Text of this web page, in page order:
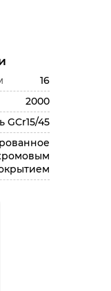
16
2000
GCr15/45